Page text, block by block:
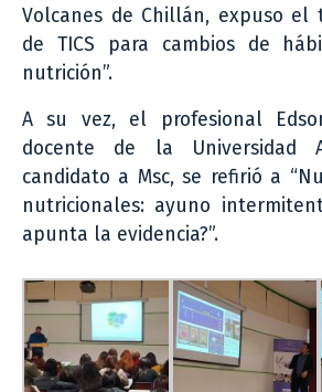
Volcanes de Chillán, expuso el
de TICS para cambios de
nutrición”.
A su vez, el profesional
docente de la Universidad
candidato a Msc, se refirió a
nutricionales: ayuno
apunta la evidencia?”.